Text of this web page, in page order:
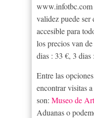
www.infotbc.com
validez puede ser
accesible para
los precios van
dias : 33 €, 3 dias
Entre las
encontrar visitas
son: Museo de
Aduanas o